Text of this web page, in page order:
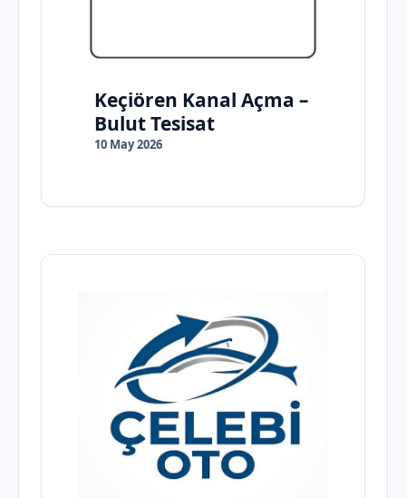
Keçiören Kanal Açma –
Bulut Tesisat
10 May 2026